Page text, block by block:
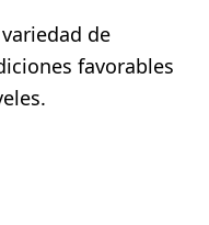
de
favorables